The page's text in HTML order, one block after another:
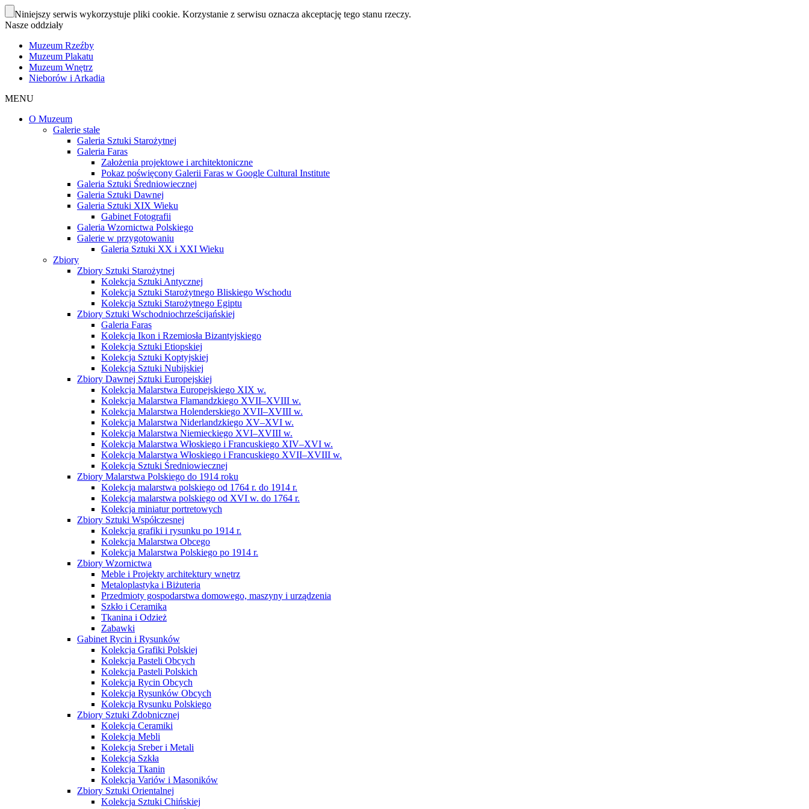
Niniejszy serwis wykorzystuje pliki cookie. Korzystanie z serwisu oznacza akceptację tego stanu rzeczy.
Nasze oddziały
Muzeum Rzeźby
Muzeum Plakatu
Muzeum Wnętrz
Nieborów i Arkadia
MENU
O Muzeum
Galerie stałe
Galeria Sztuki Starożytnej
Galeria Faras
Założenia projektowe i architektoniczne
Pokaz poświęcony Galerii Faras w Google Cultural Institute
Galeria Sztuki Średniowiecznej
Galeria Sztuki Dawnej
Galeria Sztuki XIX Wieku
Gabinet Fotografii
Galeria Wzornictwa Polskiego
Galerie w przygotowaniu
Galeria Sztuki XX i XXI Wieku
Zbiory
Zbiory Sztuki Starożytnej
Kolekcja Sztuki Antycznej
Kolekcja Sztuki Starożytnego Bliskiego Wschodu
Kolekcja Sztuki Starożytnego Egiptu
Zbiory Sztuki Wschodniochrześcijańskiej
Galeria Faras
Kolekcja Ikon i Rzemiosła Bizantyjskiego
Kolekcja Sztuki Etiopskiej
Kolekcja Sztuki Koptyjskiej
Kolekcja Sztuki Nubijskiej
Zbiory Dawnej Sztuki Europejskiej
Kolekcja Malarstwa Europejskiego XIX w.
Kolekcja Malarstwa Flamandzkiego XVII–XVIII w.
Kolekcja Malarstwa Holenderskiego XVII–XVIII w.
Kolekcja Malarstwa Niderlandzkiego XV–XVI w.
Kolekcja Malarstwa Niemieckiego XVI–XVIII w.
Kolekcja Malarstwa Włoskiego i Francuskiego XIV–XVI w.
Kolekcja Malarstwa Włoskiego i Francuskiego XVII–XVIII w.
Kolekcja Sztuki Średniowiecznej
Zbiory Malarstwa Polskiego do 1914 roku
Kolekcja malarstwa polskiego od 1764 r. do 1914 r.
Kolekcja malarstwa polskiego od XVI w. do 1764 r.
Kolekcja miniatur portretowych
Zbiory Sztuki Współczesnej
Kolekcja grafiki i rysunku po 1914 r.
Kolekcja Malarstwa Obcego
Kolekcja Malarstwa Polskiego po 1914 r.
Zbiory Wzornictwa
Meble i Projekty architektury wnętrz
Metaloplastyka i Biżuteria
Przedmioty gospodarstwa domowego, maszyny i urządzenia
Szkło i Ceramika
Tkanina i Odzież
Zabawki
Gabinet Rycin i Rysunków
Kolekcja Grafiki Polskiej
Kolekcja Pasteli Obcych
Kolekcja Pasteli Polskich
Kolekcja Rycin Obcych
Kolekcja Rysunków Obcych
Kolekcja Rysunku Polskiego
Zbiory Sztuki Zdobnicznej
Kolekcja Ceramiki
Kolekcja Mebli
Kolekcja Sreber i Metali
Kolekcja Szkła
Kolekcja Tkanin
Kolekcja Variów i Masoników
Zbiory Sztuki Orientalnej
Kolekcja Sztuki Chińskiej